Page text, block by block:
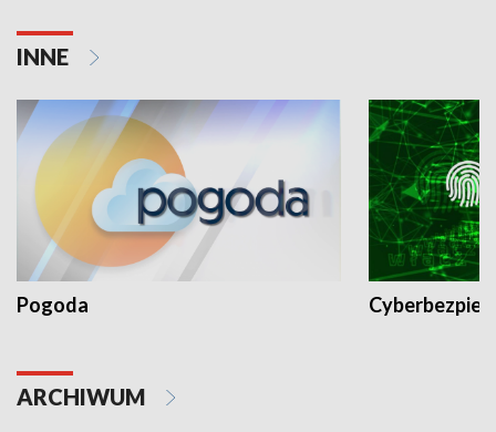
INNE
Pogoda
ARCHIWUM